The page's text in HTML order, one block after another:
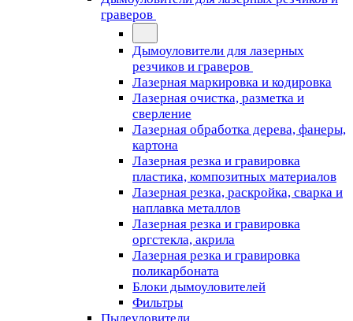
граверов
Дымоуловители для лазерных
резчиков и граверов
Лазерная маркировка и кодировка
Лазерная очистка, разметка и
сверление
Лазерная обработка дерева, фанеры,
картона
Лазерная резка и гравировка
пластика, композитных материалов
Лазерная резка, раскройка, сварка и
наплавка металлов
Лазерная резка и гравировка
оргстекла, акрила
Лазерная резка и гравировка
поликарбоната
Блоки дымоуловителей
Фильтры
Пылеуловители